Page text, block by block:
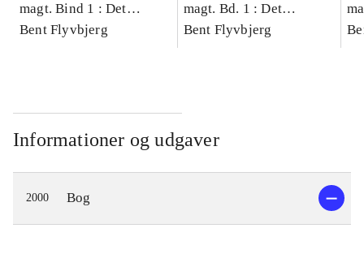
magt. Bind 1 : Det
konkretes videnskab
Bent Flyvbjerg
magt. Bd. 1 : Det
konkretes videnskab
Bent Flyvbjerg
Informationer og udgaver
2000 Bog